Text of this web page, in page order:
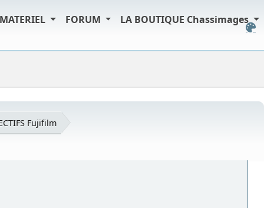
MATERIEL FORUM LA BOUTIQUE Chassimages
Fujifilm